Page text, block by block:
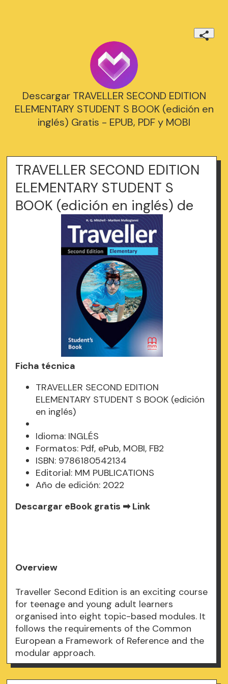
Descargar TRAVELLER SECOND EDITION
ELEMENTARY STUDENT S BOOK (edición en
inglés) Gratis - EPUB, PDF y MOBI
TRAVELLER SECOND EDITION
ELEMENTARY STUDENT S
BOOK (edición en inglés) de
Ficha técnica
TRAVELLER SECOND EDITION
ELEMENTARY STUDENT S BOOK (edición
en inglés)
Idioma: INGLÉS
Formatos: Pdf, ePub, MOBI, FB2
ISBN: 9786180542134
Editorial: MM PUBLICATIONS
Año de edición: 2022
Descargar eBook gratis ➡Link
Overview
Traveller Second Edition is an exciting course
for teenage and young adult learners
organised into eight topic-based modules. It
follows the requirements of the Common
European a Framework of Reference and the
modular approach.